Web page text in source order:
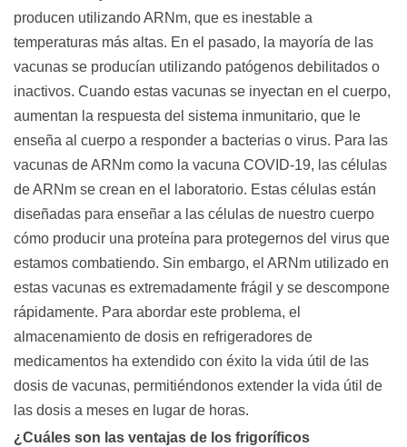
producen utilizando ARNm, que es inestable a
temperaturas más altas. En el pasado, la mayoría de las
vacunas se producían utilizando patógenos debilitados o
inactivos. Cuando estas vacunas se inyectan en el cuerpo,
aumentan la respuesta del sistema inmunitario, que le
enseña al cuerpo a responder a bacterias o virus. Para las
vacunas de ARNm como la vacuna COVID-19, las células
de ARNm se crean en el laboratorio. Estas células están
diseñadas para enseñar a las células de nuestro cuerpo
cómo producir una proteína para protegernos del virus que
estamos combatiendo. Sin embargo, el ARNm utilizado en
estas vacunas es extremadamente frágil y se descompone
rápidamente. Para abordar este problema, el
almacenamiento de dosis en refrigeradores de
medicamentos ha extendido con éxito la vida útil de las
dosis de vacunas, permitiéndonos extender la vida útil de
las dosis a meses en lugar de horas.
¿Cuáles son las ventajas de los frigoríficos